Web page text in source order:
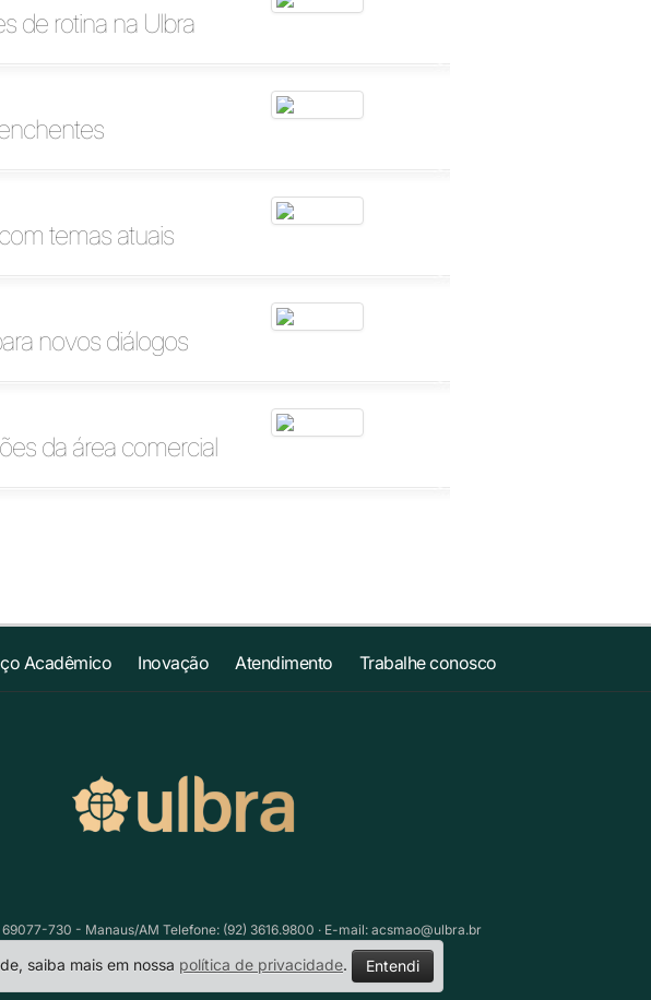
de rotina na Ulbra
temas atuais
novos diálogos
da área comercial
Acadêmico Inovação Atendimento Trabalhe conosco
730 - Manaus/AM Telefone: (92) 3616.9800 · E-mail: acsmao@ulbra.br
saiba mais em nossa política de privacidade. Entendi